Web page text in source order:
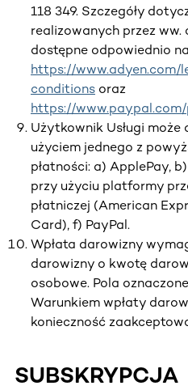
118 349. Szczegóły
realizowanych przez ww.
dostępne odpowiednio
https://
conditions oraz
https://
Użytkownik Usługi
użyciem jednego z
płatności: a) ApplePay,
przy użyciu platformy
płatniczej (American
Card), f) PayPal.
Wpłata darowizny
darowizny o kwotę
osobowe. Pola
Warunkiem wpłaty
konieczność
SUBSKRYPCJA